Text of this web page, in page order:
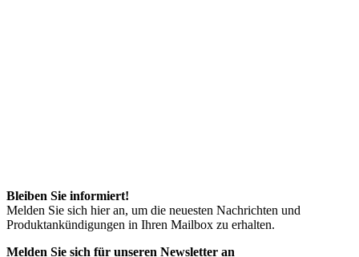
Bleiben Sie informiert!
Melden Sie sich hier an, um die neuesten Nachrichten und
Produktankündigungen in Ihren Mailbox zu erhalten.
Melden Sie sich für unseren Newsletter an